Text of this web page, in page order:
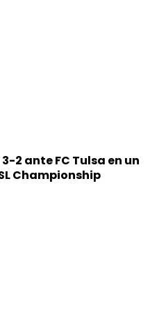
2 ante FC Tulsa en un
Championship